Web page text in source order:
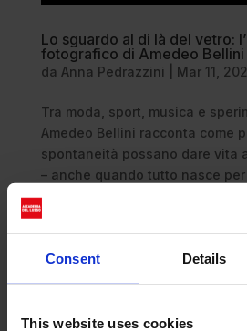
Consent Details
This website uses cookies
Lo sguardo al di là del vetro:
fotografico di Amedeo Bellini
da Anna Pedrazzini Mar 11,
Tra moda, sport, musica e
Amedeo Bellini racconta come
spontaneità possano dare vita
– anche quando tutto nasce
vetrata a Parigi Certe volte
per creare qualcosa di unico,...